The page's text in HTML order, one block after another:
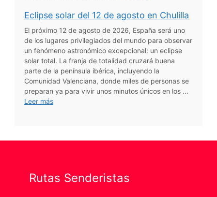
Eclipse solar del 12 de agosto en Chulilla
El próximo 12 de agosto de 2026, España será uno
de los lugares privilegiados del mundo para observar
un fenómeno astronómico excepcional: un eclipse
solar total. La franja de totalidad cruzará buena
parte de la península ibérica, incluyendo la
Comunidad Valenciana, donde miles de personas se
preparan ya para vivir unos minutos únicos en los ...
Leer más
Rutas Senderistas